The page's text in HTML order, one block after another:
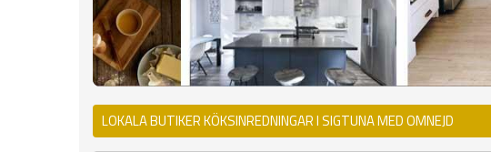
LOKALA BUTIKER KÖKSINREDNINGAR I SIGTUNA MED OMNEJD